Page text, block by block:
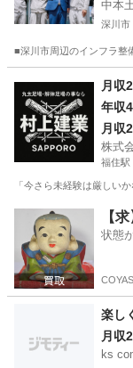
中本
深川市
■深川市周辺のインフラ整
月収
年収
月収
株式
福住駅
「今さら未経験は厳し
北海道 【
状態
楽し
月収
ks